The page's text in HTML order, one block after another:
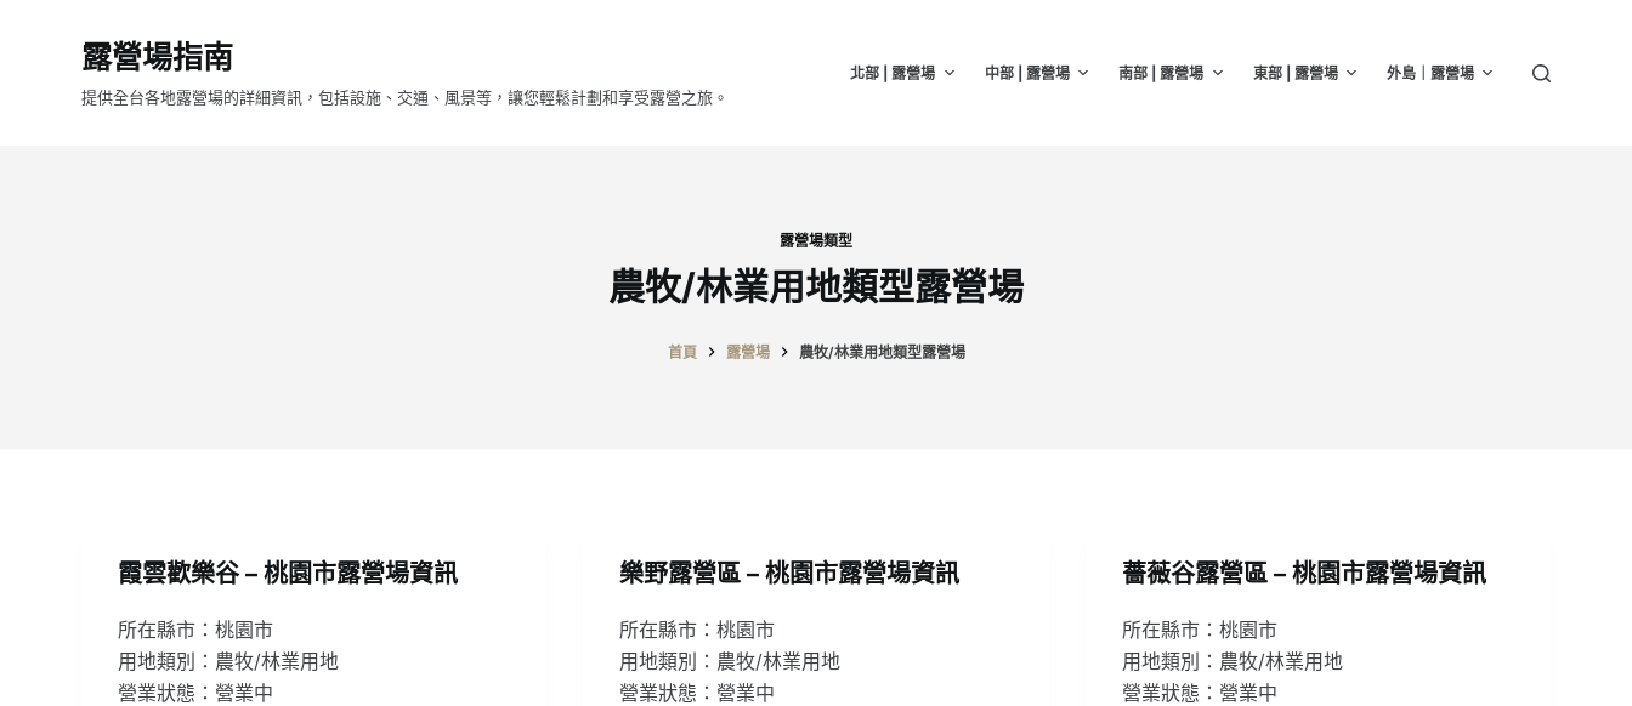
露營場指南
提供全台各地露營場的詳細資訊，包括設施、交通、風景等，讓您輕鬆計劃和享受露營之旅。
北部 | 露營場 中部 | 露營場 南部 | 露營場 東部 | 露營場 外島｜露營場
露營場類型
農牧/林業用地類型露營場
首頁 露營場 農牧/林業用地類型露營場
霞雲歡樂谷 – 桃園市露營場資訊
所在縣市：桃園市
用地類別：農牧/林業用地
營業狀態：營業中
樂野露營區 – 桃園市露營場資訊
所在縣市：桃園市
用地類別：農牧/林業用地
營業狀態：營業中
薔薇谷露營區 – 桃園市露營場資訊
所在縣市：桃園市
用地類別：農牧/林業用地
營業狀態：營業中